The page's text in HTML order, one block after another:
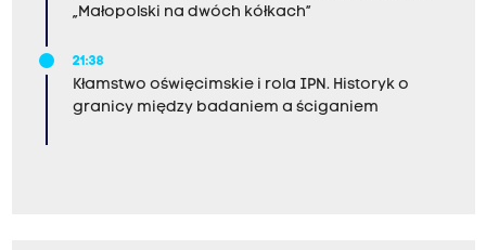
„Małopolski na dwóch kółkach”
21:38
Kłamstwo oświęcimskie i rola IPN. Historyk o
granicy między badaniem a ściganiem